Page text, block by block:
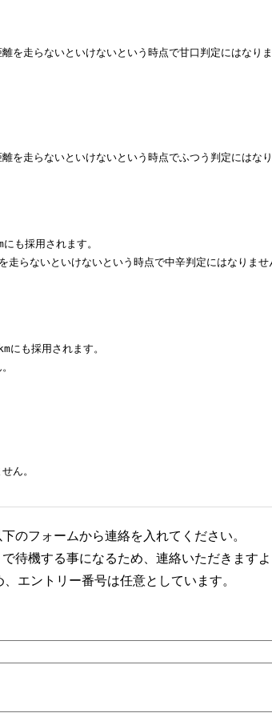
を走らないといけないという時点で甘口判定にはなりま
を走らないといけないという時点でふつう判定にはなり
も採用されます。
らないといけないという時点で中辛判定にはなりませ
にも採用されます。
ん。
のフォームから連絡を入れてください。
待機する事になるため、連絡いただきますよ
エントリー番号は任意としています。